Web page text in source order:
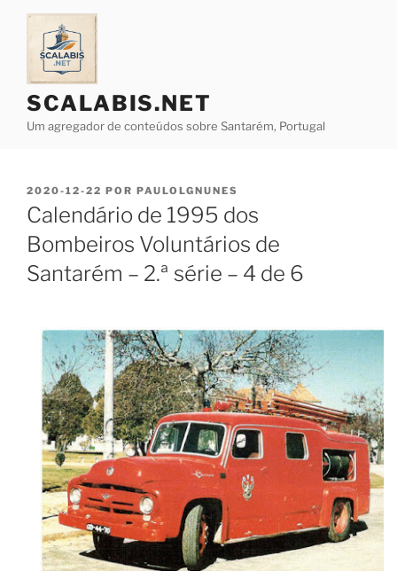
Saltar
conteúdo
SCALABIS.NET
Um agregador de conteúdos sobre Santarém, Portugal
PUBLICADO
EM
2020-12-22 POR PAULOLGNUNES
Calendário de 1995 dos
Bombeiros Voluntários de
Santarém – 2.ª série – 4 de 6